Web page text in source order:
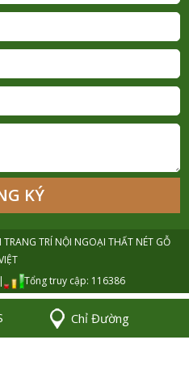
TRÍ NỘI NGOẠI THẤT NÉT GỖ
| Tổng truy cập: 116386
Chỉ Đường